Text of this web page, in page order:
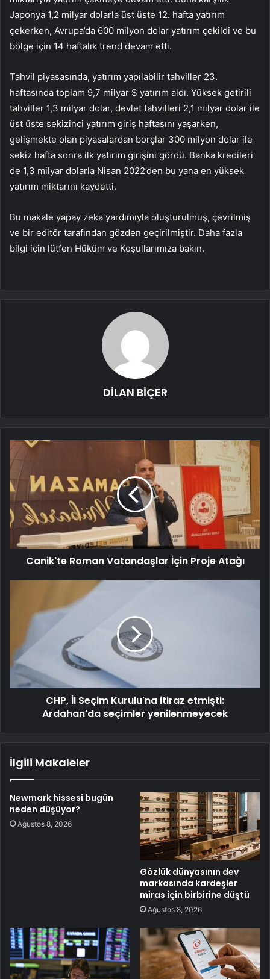
Japonya 1,2 milyar dolarla üst üste 12. hafta yatırım
çekerken, Avrupa’da 600 milyon dolar yatırım çekildi ve bu
bölge için 14 haftalık trend devam etti.
Tahvil piyasasında, yatırım yapılabilir tahviller 23.
haftasında toplam 9,7 milyar $ yatırım aldı. Yüksek getirili
tahviller 1,3 milyar dolar, devlet tahvilleri 2,1 milyar dolar ile
üst üste sekizinci yatırım giriş haftasını yaşarken,
gelişmekte olan piyasalardan borçlar 300 milyon dolar ile
sekiz hafta sonra ilk yatırım girişini gördü. Banka kredileri
de 1,3 milyar dolarla Nisan 2022’den bu yana en yüksek
yatırım miktarını kaydetti.
Bu makale yapay zeka yardımıyla oluşturulmuş, çevrilmiş
ve bir editör tarafından gözden geçirilmiştir. Daha fazla
bilgi için lütfen Hüküm ve Koşullarımıza bakın.
DİLAN BİÇER
Canik'te Roman Vatandaşlar İçin Proje Atağı
CHP, İl Seçim Kurulu'na itiraz etmişti:
Ardahan'da seçimler yenilenmeyecek
İlgili Makaleler
Newmark hissesi bugün
neden düşüyor?
Ağustos 8, 2026
Gözlük dünyasının dev
markasında kardeşler
miras için birbirine düştü
Ağustos 8, 2026